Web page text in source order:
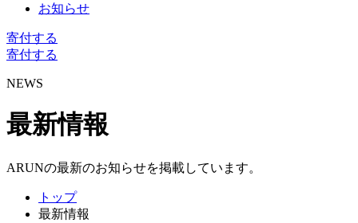
お知らせ
寄付する
寄付する
NEWS
最新情報
ARUNの最新のお知らせを掲載しています。
トップ
最新情報